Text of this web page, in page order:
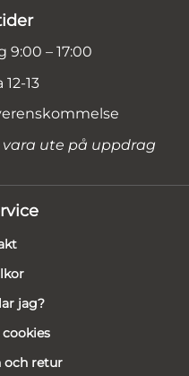
9:00 – 17:00
13
vara ute på uppdrag
jag?
och retur